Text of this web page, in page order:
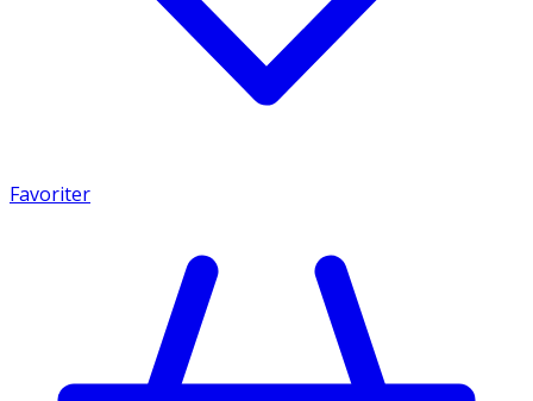
Favoriter